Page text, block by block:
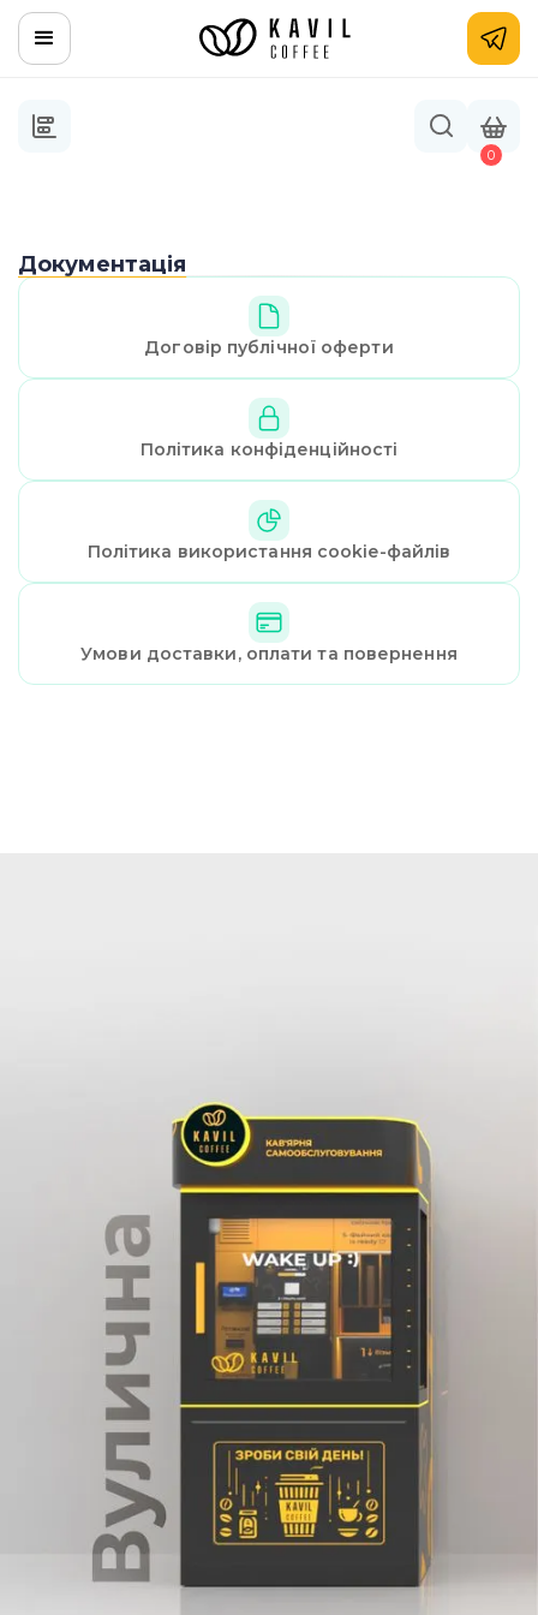
0
Документація
Договір публічної оферти
Політика конфіденційності
Політика використання cookie-файлів
Умови доставки, оплати та повернення